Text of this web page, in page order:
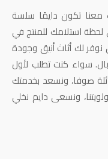
معنا تكون دايمًا سلسة
استلامك للمنتج في
لك أثاث أنيق وجودة
سواء كنت تطلب لأول
صوفا، ونسعد بخدمتك
ونسعى دايم نخلي